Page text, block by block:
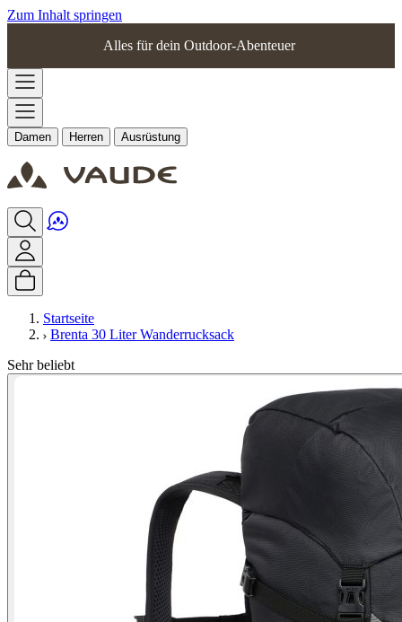
Zum Inhalt springen
Alles für dein Outdoor-Abenteuer
Damen Herren Ausrüstung
Startseite
Brenta 30 Liter Wanderrucksack
Sehr beliebt